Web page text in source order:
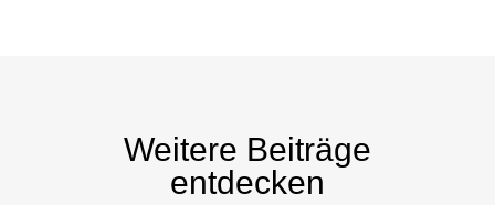
Weitere Beiträge
entdecken